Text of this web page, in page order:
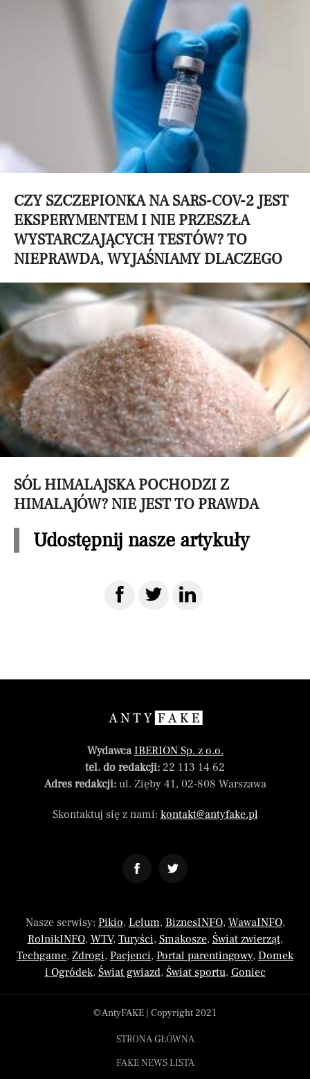
CZY SZCZEPIONKA NA SARS-COV-2 JEST
EKSPERYMENTEM I NIE PRZESZŁA
WYSTARCZAJĄCYCH TESTÓW? TO
NIEPRAWDA, WYJAŚNIAMY DLACZEGO
SÓL HIMALAJSKA POCHODZI Z
HIMALAJÓW? NIE JEST TO PRAWDA
Udostępnij nasze artykuły
WydawcaIBERION Sp. z o.o.
tel. do redakcji: 22 113 14 62
Adres redakcji:ul. Zięby 41, 02-808 Warszawa
Skontaktuj się z nami: kontakt@antyfake.pl
Nasze serwisy: Pikio, Lelum, BiznesINFO, WawaINFO,
RolnikINFO, WTV, Turyści, Smakosze, Świat zwierząt,
Techgame, Zdrogi, Pacjenci, Portal parentingowy, Domek
i Ogródek, Świat gwiazd, Świat sportu, Goniec
© AntyFAKE | Copyright 2021
STRONA GŁÓWNA
FAKE NEWS LISTA